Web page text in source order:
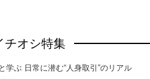
チオシ特集
学ぶ 日常に潜む“人身取引”のリアル